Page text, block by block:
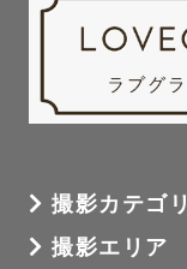
撮影カテゴリ
撮影エリア